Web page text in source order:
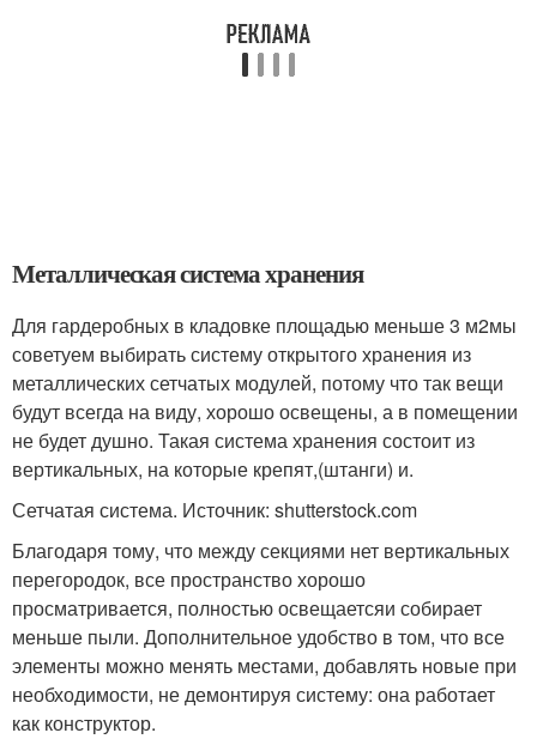
Металлическая система хранения
Для гардеробных в кладовке площадью меньше 3 м2мы
советуем выбирать систему открытого хранения из
металлических сетчатых модулей, потому что так вещи
будут всегда на виду, хорошо освещены, а в помещении
не будет душно. Такая система хранения состоит из
вертикальных, на которые крепят,(штанги) и.
Сетчатая система. Источник: shutterstock.com
Благодаря тому, что между секциями нет вертикальных
перегородок, все пространство хорошо
просматривается, полностью освещаетсяи собирает
меньше пыли. Дополнительное удобство в том, что все
элементы можно менять местами, добавлять новые при
необходимости, не демонтируя систему: она работает
как конструктор.